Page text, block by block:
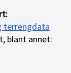
terrengdata
blant annet: